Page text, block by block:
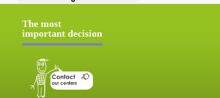
The most
important decision